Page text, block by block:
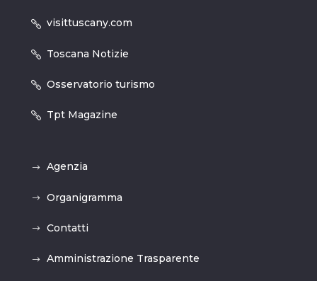
visittuscany.com
Toscana Notizie
Osservatorio turismo
Tpt Magazine
Agenzia
Organigramma
Contatti
Amministrazione Trasparente